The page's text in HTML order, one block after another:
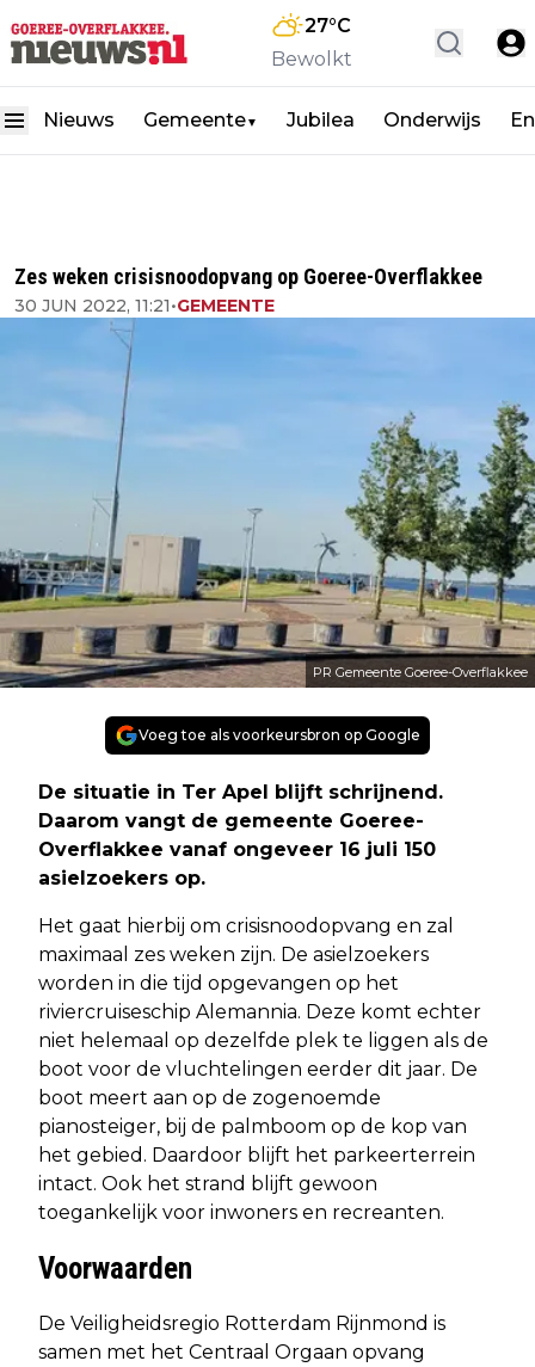
27°C
Bewolkt
Nieuws Gemeente▼ Jubilea Onderwijs
Zes weken crisisnoodopvang op Goeree-Overflakkee
30 JUN 2022, 11:21•GEMEENTE
PR Gemeente Goeree-Overflakkee
Voeg toe als voorkeursbron op Google
De situatie in Ter Apel blijft schrijnend.
Daarom vangt de gemeente Goeree-
Overflakkee vanaf ongeveer 16 juli 150
asielzoekers op.
Het gaat hierbij om crisisnoodopvang en zal
maximaal zes weken zijn. De asielzoekers
worden in die tijd opgevangen op het
riviercruiseschip Alemannia. Deze komt echter
niet helemaal op dezelfde plek te liggen als de
boot voor de vluchtelingen eerder dit jaar. De
boot meert aan op de zogenoemde
pianosteiger, bij de palmboom op de kop van
het gebied. Daardoor blijft het parkeerterrein
intact. Ook het strand blijft gewoon
toegankelijk voor inwoners en recreanten.
Voorwaarden
De Veiligheidsregio Rotterdam Rijnmond is
samen met het Centraal Orgaan opvang